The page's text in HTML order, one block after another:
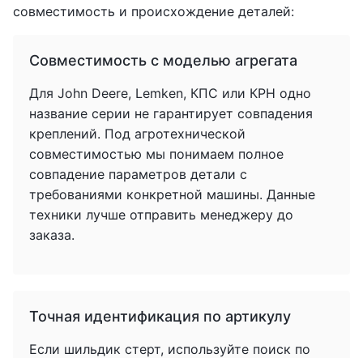
совместимость и происхождение деталей:
Совместимость с моделью агрегата
Для John Deere, Lemken, КПС или КРН одно
название серии не гарантирует совпадения
креплений. Под агротехнической
совместимостью мы понимаем полное
совпадение параметров детали с
требованиями конкретной машины. Данные
техники лучше отправить менеджеру до
заказа.
Точная идентификация по артикулу
Если шильдик стерт, используйте поиск по